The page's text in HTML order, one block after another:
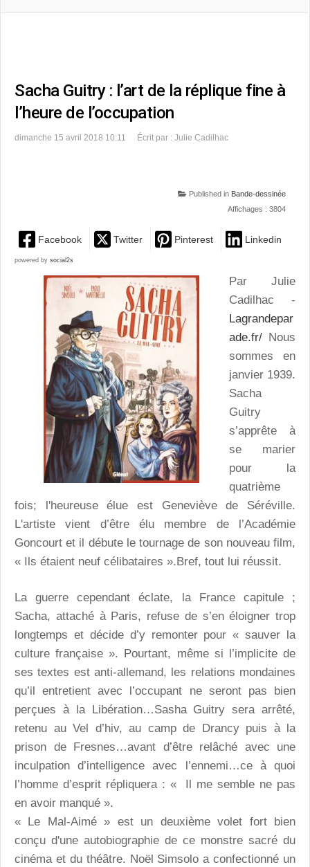
Sacha Guitry : l’art de la réplique fine à
l’heure de l’occupation
dimanche 15 avril 2018 10:11 Écrit par : Julie Cadilhac
Published in Bande-dessinée
Affichages : 3804
Facebook Twitter Pinterest Linkedin
powered by social2s
Par Julie
Cadilhac -
Lagrandepar
ade.fr/ Nous
sommes en
janvier 1939.
Sacha
Guitry
s’apprête à
se marier
pour la
quatrième
fois; l'heureuse élue est Geneviève de Séréville.
L'artiste vient d’être élu membre de l’Académie
Goncourt et il débute le tournage de son nouveau film,
« Ils étaient neuf célibataires ».Bref, tout lui réussit.
La guerre cependant éclate, la France capitule ;
Sacha, attaché à Paris, refuse de s’en éloigner trop
longtemps et décide d’y remonter pour « sauver la
culture française ». Pourtant, même si l’implicite de
ses textes est anti-allemand, les relations mondaines
qu’il entretient avec l’occupant ne seront pas bien
perçues à la Libération…Sasha Guitry sera arrêté,
retenu au Vel d’hiv, au camp de Drancy puis à la
prison de Fresnes…avant d’être relâché avec une
inculpation d’intelligence avec l’ennemi…ce à quoi
l’homme d’esprit répliquera : « Il me semble ne pas
en avoir manqué ».
« Le Mal-Aimé » est un deuxième volet fort bien
conçu d'une autobiographie de ce monstre sacré du
cinéma et du théâtre. Noël Simsolo a confectionné un